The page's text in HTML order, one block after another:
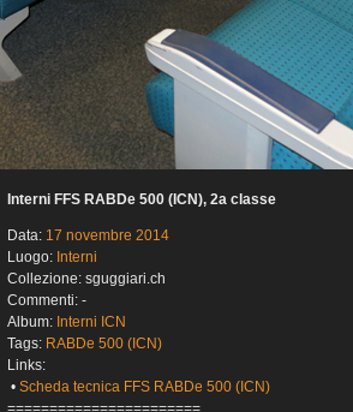
Interni FFS RABDe 500 (ICN), 2a classe
Data: 17 novembre 2014
Luogo: Interni
Collezione: sguggiari.ch
Commenti: -
Album: Interni ICN
Tags: RABDe 500 (ICN)
Links:
• Scheda tecnica FFS RABDe 500 (ICN)